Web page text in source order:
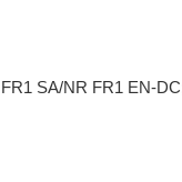
SA/NR FR1 EN-